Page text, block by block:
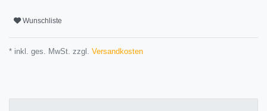
Wunschliste
* inkl. ges. MwSt. zzgl. Versandkosten